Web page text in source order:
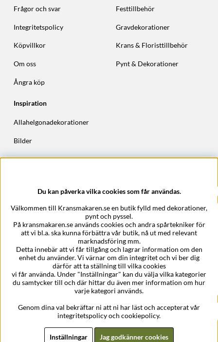
Frågor och svar
Integritetspolicy
Köpvillkor
Om oss
Ångra köp
Festtillbehör
Gravdekorationer
Krans & Floristtillbehör
Pynt & Dekorationer
Inspiration
Allahelgonadekorationer
Bilder
Höstkransar
Epost:support@kransmakaren.se
Du kan påverka vilka cookies som får användas.
Välkommen till Kransmakaren.se en butik fylld med dekorationer,
pynt och pyssel.
På kransmakaren.se används cookies och andra spårtekniker för
att vi bl.a. ska kunna förbättra vår butik, nå ut med relevant
marknadsföring mm.
Detta innebär att vi får tillgång och lagrar information om den
enhet du använder. Vi värnar om din integritet och vi ber dig
därför att ta ställning till vilka cookies
vi får använda. Under "Inställningar" kan du välja vilka kategorier
du samtycker till och där hittar du även mer information om hur
varje kategori används.
Genom dina val bekräftar ni att ni har läst och accepterat vår
integritetspolicy och cookiepolicy.
Inställningar Jag godkänner cookies